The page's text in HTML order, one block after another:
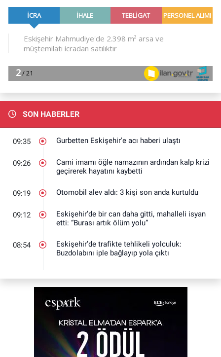
SON HABERLER
09:35 Gurbetten Eskişehir'e acı haberi ulaştı
09:26
Cami imamı öğle namazının ardından kalp krizi
geçirerek hayatını kaybetti
09:19 Otomobil alev aldı: 3 kişi son anda kurtuldu
09:12
Eskişehir’de bir can daha gitti, mahalleli isyan
etti: “Burası artık ölüm yolu”
08:54
Eskişehir’de trafikte tehlikeli yolculuk:
Buzdolabını iple bağlayıp yola çıktı